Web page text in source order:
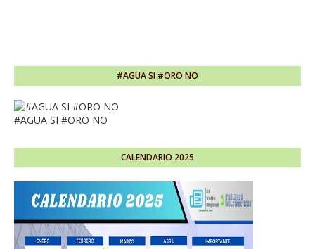
#AGUA SI #ORO NO
#AGUA SI #ORO NO
CALENDARIO 2025